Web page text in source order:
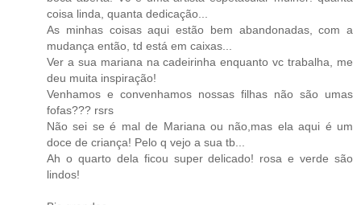
coisa linda, quanta dedicação...
As minhas coisas aqui estão bem abandonadas, com a
mudança então, td está em caixas...
Ver a sua mariana na cadeirinha enquanto vc trabalha, me
deu muita inspiração!
Venhamos e convenhamos nossas filhas não são umas
fofas??? rsrs
Não sei se é mal de Mariana ou não,mas ela aqui é um
doce de criança! Pelo q vejo a sua tb...
Ah o quarto dela ficou super delicado! rosa e verde são
lindos!